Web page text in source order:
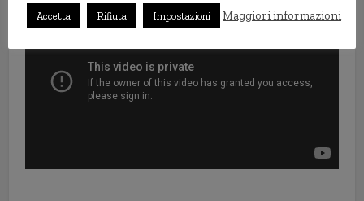
Accetta Rifiuta Impostazioni Maggiori informazioni